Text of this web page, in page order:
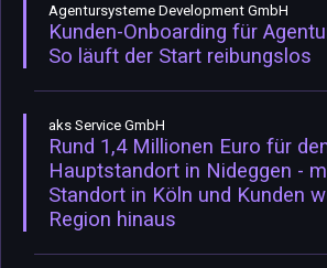
Agentursysteme Development GmbH
Kunden-Onboarding für
So läuft der Start reibungslos
aks Service GmbH
Rund 1,4 Millionen Euro für
Hauptstandort in Nideggen -
Standort in Köln und Kunden
Region hinaus